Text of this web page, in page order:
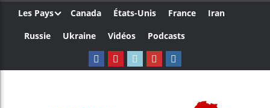
Les Pays Canada États-Unis France
Iran
Russie
Ukraine Vidéos Podcasts